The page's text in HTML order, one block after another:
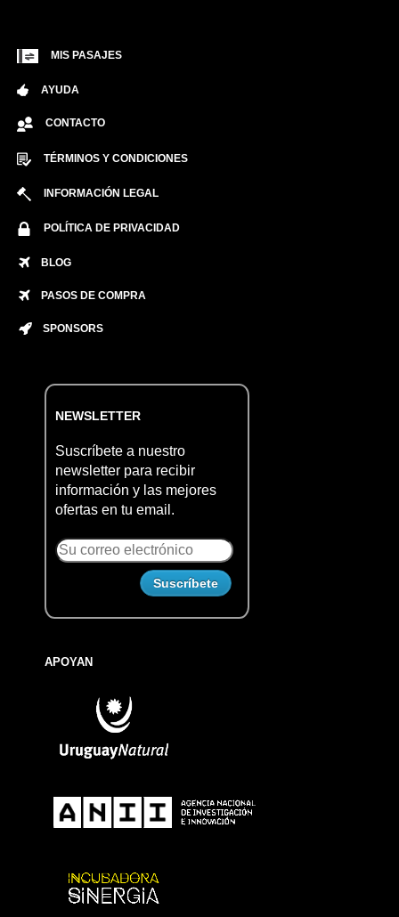
MIS PASAJES
AYUDA
CONTACTO
TÉRMINOS Y CONDICIONES
INFORMACIÓN LEGAL
POLÍTICA DE PRIVACIDAD
BLOG
PASOS DE COMPRA
SPONSORS
NEWSLETTER
Suscríbete a nuestro
newsletter para recibir
información y las mejores
ofertas en tu email.
APOYAN